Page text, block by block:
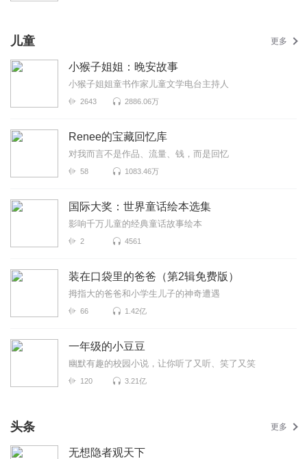
儿童 更多
小猴子姐姐：晚安故事
小猴子姐姐童书作家儿童文学电台主持人
2643 2886.06万
Renee的宝藏回忆库
对我而言不是作品、流量、钱，而是回忆
58 1083.46万
国际大奖：世界童话绘本选集
影响千万儿童的经典童话故事绘本
2 4561
装在口袋里的爸爸（第2辑免费版）
拇指大的爸爸和小学生儿子的神奇遭遇
66 1.42亿
一年级的小豆豆
幽默有趣的校园小说，让你听了又听、笑了又笑
120 3.21亿
头条 更多
无想隐者观天下